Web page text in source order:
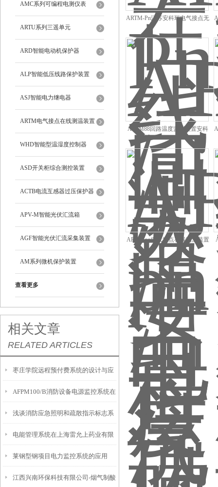
AMC系列可编程电测仪表
ARTU系列三遥单元
ARD智能电动机保护器
ALP智能低压线路保护装置
ASJ智能电力继电器
ARTM电气接点在线测温装置
WHD智能型温湿度控制器
ASD开关柜综合测控装置
ACTB电流互感器过压保护器
APV-M智能光伏汇流箱
AGF智能光伏汇流采集装置
AM系列微机保护装置
查看更多
相关文章
RELATED ARTICLES
枣庄学院远程预付费系统的设计与应
用
AFPM100/B消防设备电源监控系统在
青海西宁三馆项目的应用
浅谈消防应急照明和疏散指示标志系
统在图书馆建筑中的应用
电能管理系统在上海雷允上药业有限
公司的应用
莱钢型钢项目电力监控系统的应用
江西兴南环保科技有限公司-烟气制酸
ARTM-Pn江苏安科瑞电气接点无
线测温监控系统
ARTM88回路温度监测装置安科
瑞供应
ARTM-pn电气接点在线测温装置